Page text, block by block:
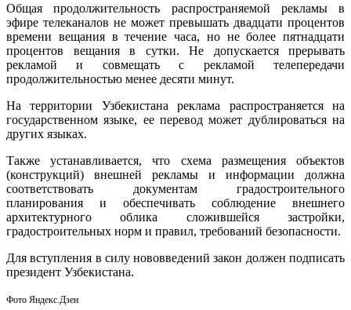
Общая продолжительность распространяемой рекламы в
эфире телеканалов не может превышать двадцати процентов
времени вещания в течение часа, но не более пятнадцати
процентов вещания в сутки. Не допускается прерывать
рекламой и совмещать с рекламой телепередачи
продолжительностью менее десяти минут.
На территории Узбекистана реклама распространяется на
государственном языке, ее перевод может дублироваться на
других языках.
Также устанавливается, что схема размещения объектов
(конструкций) внешней рекламы и информации должна
соответствовать документам градостроительного
планирования и обеспечивать соблюдение внешнего
архитектурного облика сложившейся застройки,
градостроительных норм и правил, требований безопасности.
Для вступления в силу нововведений закон должен подписать
президент Узбекистана.
Фото Яндекс.Дзен